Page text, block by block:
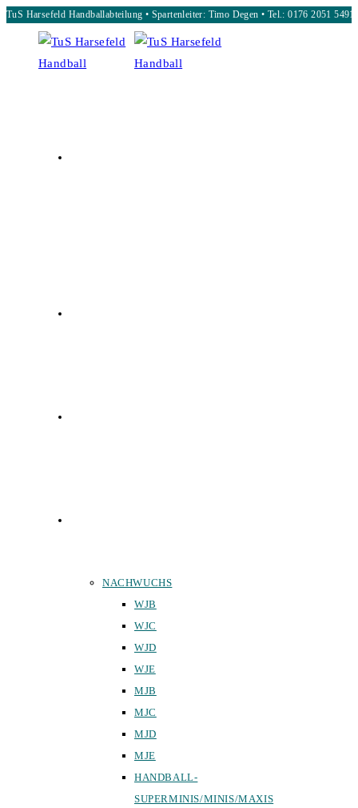
Zum
springen
TuS Harsefeld Handballabteilung • Spartenleiter: Timo Degen • Tel.: 0176 2051 5491
NACHWUCHS
WJB
WJC
WJD
WJE
MJB
MJC
MJD
MJE
HANDBALL-
SUPERMINIS/MINIS/MAXIS